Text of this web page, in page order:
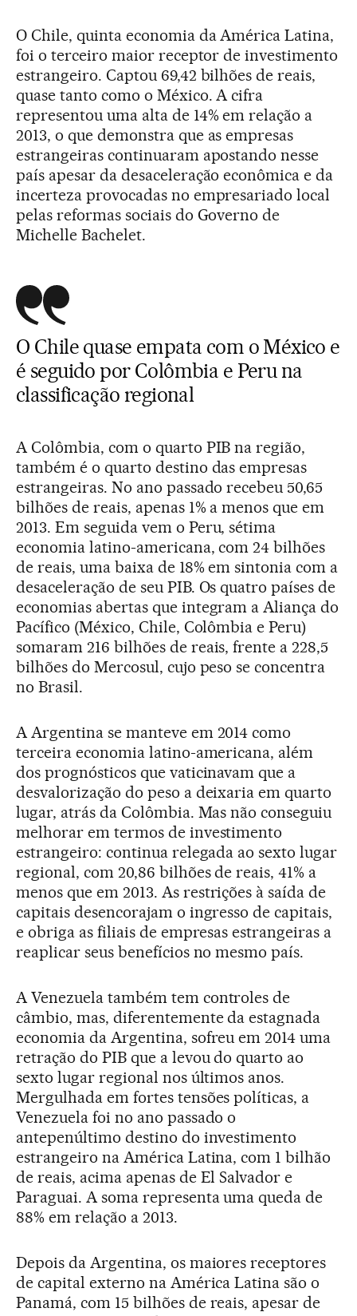
O Chile, quinta economia da América Latina,
foi o terceiro maior receptor de investimento
estrangeiro. Captou 69,42 bilhões de reais,
quase tanto como o México. A cifra
representou uma alta de 14% em relação a
2013, o que demonstra que as empresas
estrangeiras continuaram apostando nesse
país apesar da desaceleração econômica e da
incerteza provocadas no empresariado local
pelas reformas sociais do Governo de
Michelle Bachelet.
O Chile quase empata com o México e
é seguido por Colômbia e Peru na
classificação regional
A Colômbia, com o quarto PIB na região,
também é o quarto destino das empresas
estrangeiras. No ano passado recebeu 50,65
bilhões de reais, apenas 1% a menos que em
2013. Em seguida vem o Peru, sétima
economia latino-americana, com 24 bilhões
de reais, uma baixa de 18% em sintonia com a
desaceleração de seu PIB. Os quatro países de
economias abertas que integram a Aliança do
Pacífico (México, Chile, Colômbia e Peru)
somaram 216 bilhões de reais, frente a 228,5
bilhões do Mercosul, cujo peso se concentra
no Brasil.
A Argentina se manteve em 2014 como
terceira economia latino-americana, além
dos prognósticos que vaticinavam que a
desvalorização do peso a deixaria em quarto
lugar, atrás da Colômbia. Mas não conseguiu
melhorar em termos de investimento
estrangeiro: continua relegada ao sexto lugar
regional, com 20,86 bilhões de reais, 41% a
menos que em 2013. As restrições à saída de
capitais desencorajam o ingresso de capitais,
e obriga as filiais de empresas estrangeiras a
reaplicar seus benefícios no mesmo país.
A Venezuela também tem controles de
câmbio, mas, diferentemente da estagnada
economia da Argentina, sofreu em 2014 uma
retração do PIB que a levou do quarto ao
sexto lugar regional nos últimos anos.
Mergulhada em fortes tensões políticas, a
Venezuela foi no ano passado o
antepenúltimo destino do investimento
estrangeiro na América Latina, com 1 bilhão
de reais, acima apenas de El Salvador e
Paraguai. A soma representa uma queda de
88% em relação a 2013.
Depois da Argentina, os maiores receptores
de capital externo na América Latina são o
Panamá, com 15 bilhões de reais, apesar de